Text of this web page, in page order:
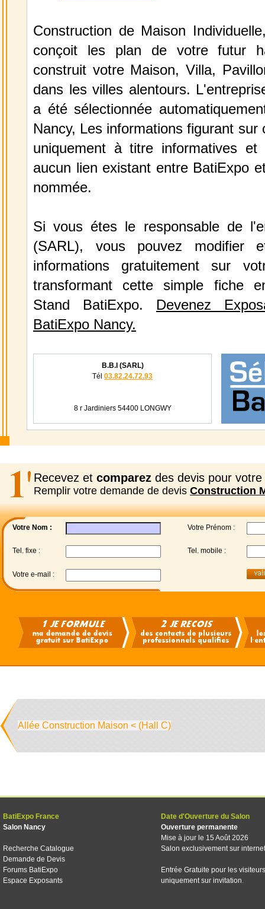
Construction de Maison
conçoit les plan de votre futur
construit votre Maison, Villa,
dans les villes alentours.
a été sélectionnée
Nancy, Les informations figurant sur
uniquement à titre informatives et
aucun lien existant entre BatiExpo
nommée.
Si vous étes le responsable de
(SARL), vous pouvez modifier
informations gratuitement sur
transformant cette simple fiche
Stand BatiExpo. Devenez
BatiExpo Nancy.
B.B.I (SARL)
Tél 03.82.24.72.93
8 r Jardiniers 54400 LONGWY
Recevez et comparez des devis pour votre
Remplir votre demande de devis Construction
Votre Nom : Votre Prénom :
Tel. fixe : Tel. mobile :
Votre e-mail :
Allée Construction Maison < (Hall C)
BatiExpo France
Salon Nancy
Recherche Catalogue
Demande de Devis
Forums BatiExpo
Espace Exposants
Date d'Ouverture du Salon
Ouverture permanente
Mise à jour le 15 Août 2026
Salon exclusivement sur internet
Entrée Gratuite pour les visiteurs
uniquement sur invitation.